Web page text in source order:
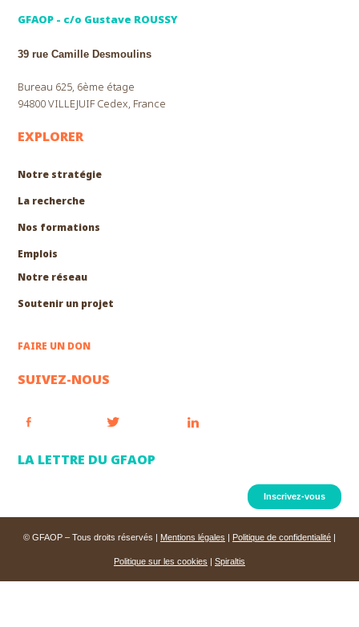
GFAOP - c/o Gustave ROUSSY
39 rue Camille Desmoulins
Bureau 625, 6ème étage
94800 VILLEJUIF Cedex, France
EXPLORER
Notre stratégie
La recherche
Nos formations
Emplois
Notre réseau
Soutenir un projet
FAIRE UN DON
SUIVEZ-NOUS
LA LETTRE DU GFAOP
Inscrivez-vous
© GFAOP – Tous droits réservés | Mentions légales | Politique de confidentialité |
Politique sur les cookies | Spiraltis